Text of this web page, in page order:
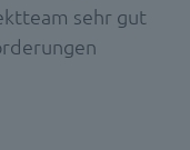
sehr gut